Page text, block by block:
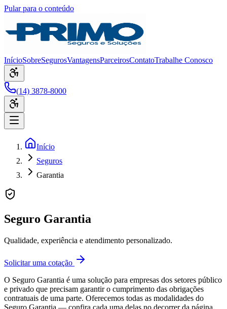
Pular para o conteúdo
InícioSobreSegurosVantagensParceirosContatoTrabalhe Conosco
(14) 3878-8000
Início
Seguros
Garantia
Seguro Garantia
Qualidade, experiência e atendimento personalizado.
Solicitar uma cotação
O Seguro Garantia é uma solução para empresas dos setores público
e privado que precisam garantir o cumprimento das obrigações
contratuais de uma parte. Oferecemos todas as modalidades do
Seguro Garantia — confira cada uma delas no decorrer da página.